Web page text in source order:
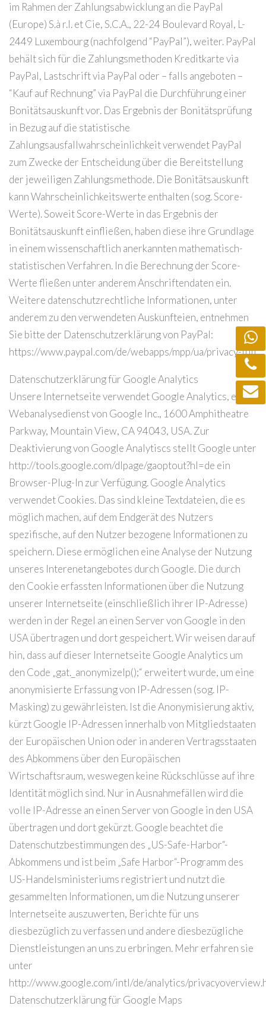
im Rahmen der Zahlungsabwicklung an die PayPal
(Europe) S.à r.l. et Cie, S.C.A., 22-24 Boulevard Royal, L-
2449 Luxembourg (nachfolgend “PayPal”), weiter. PayPal
behält sich für die Zahlungsmethoden Kreditkarte via
PayPal, Lastschrift via PayPal oder – falls angeboten –
“Kauf auf Rechnung” via PayPal die Durchführung einer
Bonitätsauskunft vor. Das Ergebnis der Bonitätsprüfung
in Bezug auf die statistische
Zahlungsausfallwahrscheinlichkeit verwendet PayPal
zum Zwecke der Entscheidung über die Bereitstellung
der jeweiligen Zahlungsmethode. Die Bonitätsauskunft
kann Wahrscheinlichkeitswerte enthalten (sog. Score-
Werte). Soweit Score-Werte in das Ergebnis der
Bonitätsauskunft einfließen, haben diese ihre Grundlage
in einem wissenschaftlich anerkannten mathematisch-
statistischen Verfahren. In die Berechnung der Score-
Werte fließen unter anderem Anschriftendaten ein.
Weitere datenschutzrechtliche Informationen, unter
anderem zu den verwendeten Auskunfteien, entnehmen
Sie bitte der Datenschutzerklärung von PayPal:
https://www.paypal.com/de/webapps/mpp/ua/privacy-full
Datenschutzerklärung für Google Analytics
Unsere Internetseite verwendet Google Analytics, einen
Webanalysedienst von Google Inc., 1600 Amphitheatre
Parkway, Mountain View, CA 94043, USA. Zur
Deaktivierung von Google Analytiscs stellt Google unter
http://tools.google.com/dlpage/gaoptout?hl=de ein
Browser-Plug-In zur Verfügung. Google Analytics
verwendet Cookies. Das sind kleine Textdateien, die es
möglich machen, auf dem Endgerät des Nutzers
spezifische, auf den Nutzer bezogene Informationen zu
speichern. Diese ermöglichen eine Analyse der Nutzung
unseres Interenetangebotes durch Google. Die durch
den Cookie erfassten Informationen über die Nutzung
unserer Internetseite (einschließlich ihrer IP-Adresse)
werden in der Regel an einen Server von Google in den
USA übertragen und dort gespeichert. Wir weisen darauf
hin, dass auf dieser Internetseite Google Analytics um
den Code „gat._anonymizeIp();“ erweitert wurde, um eine
anonymisierte Erfassung von IP-Adressen (sog. IP-
Masking) zu gewährleisten. Ist die Anonymisierung aktiv,
kürzt Google IP-Adressen innerhalb von Mitgliedstaaten
der Europäischen Union oder in anderen Vertragsstaaten
des Abkommens über den Europäischen
Wirtschaftsraum, weswegen keine Rückschlüsse auf ihre
Identität möglich sind. Nur in Ausnahmefällen wird die
volle IP-Adresse an einen Server von Google in den USA
übertragen und dort gekürzt. Google beachtet die
Datenschutzbestimmungen des „US-Safe-Harbor“-
Abkommens und ist beim „Safe Harbor“-Programm des
US-Handelsministeriums registriert und nutzt die
gesammelten Informationen, um die Nutzung unserer
Internetseite auszuwerten, Berichte für uns
diesbezüglich zu verfassen und andere diesbezügliche
Dienstleistungen an uns zu erbringen. Mehr erfahren sie
unter
http://www.google.com/intl/de/analytics/
Datenschutzerklärung für Google Maps